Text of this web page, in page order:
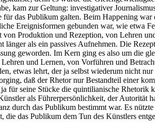
kam zur Geltung: investigativer
das Publikum galten. Beim Happening
Ereignisformen gebunden war, wie etwa
Produktion und Rezeption, von Lehren
als ein passives Aufnehmen. Die
geworden. Im Kern ging es also um die
und Lernen, von Vorführen und
etwas lehrt, der ja selbst wiederum nicht
daß der Rhetor nur Bestandteil einer
für seine Stücke die quintilianische
als Führerpersönlichkeit, der Autorität
durch das Publikum bestimmt war. Es
das Publikum dem Tun des Künstlers